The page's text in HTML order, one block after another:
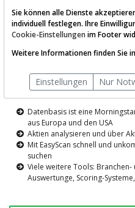
AKTIEN-
Die
TraderFox
Datenbasis ist eine
aus Europa und den USA
Aktien analysieren und über
Mit EasyScan schnell und
suchen
Viele weitere Tools: Branchen-
Auswertunge, Scoring-
Sie können alle Dienste
individuell festlegen. Ihre
Cookie-Einstellungen im Footer
Weitere Informationen finden Sie
Einstellungen Nur